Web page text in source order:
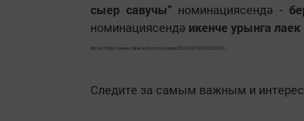
сыер савучы" номинациясендә -
номинациясендә икенче урынга
Фото: http://www.tatar-inform.ru/news/2012/07/07/322361/
Следите за самым важным и